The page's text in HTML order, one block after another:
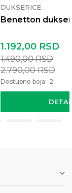
DUKSERICE
Benetton
1.192,00 RSD
1.490,00RSD
2.790,00RSD
Dostupno boja: 2